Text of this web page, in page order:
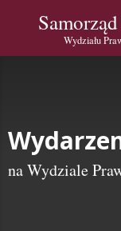
Wydziału
na Wydziale